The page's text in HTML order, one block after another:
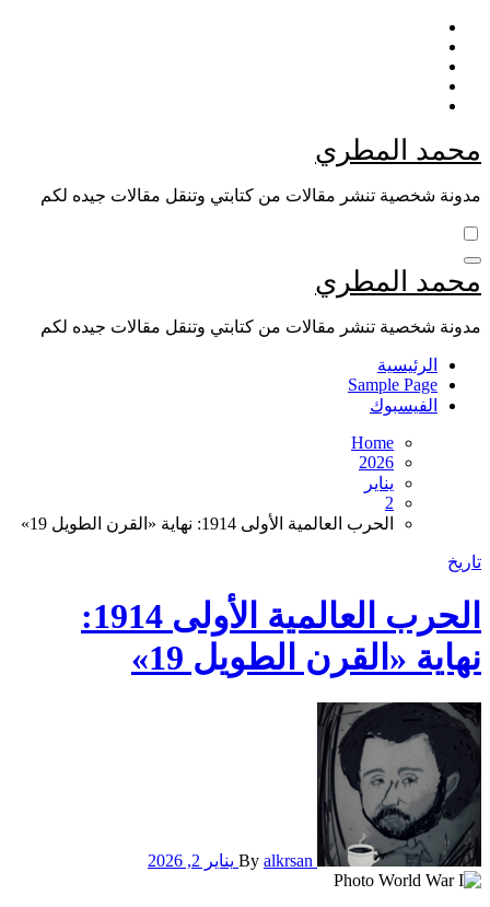
Skip
content
محمد المطري
مدونة شخصية تنشر مقالات من كتابتي وتنقل مقالات جيده لكم
محمد المطري
مدونة شخصية تنشر مقالات من كتابتي وتنقل مقالات جيده لكم
الرئيسية
Sample Page
الفيسبوك
Home
2026
يناير
2
الحرب العالمية الأولى 1914: نهاية «القرن الطويل 19»
تاريخ
الحرب العالمية الأولى 1914:
نهاية «القرن الطويل 19»
By alkrsan يناير 2, 2026